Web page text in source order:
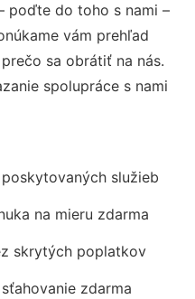
poďte do toho s nami –
vám prehľad
sa obrátiť na nás.
spolupráce s nami
služieb
na mieru zdarma
skrytých poplatkov
zdarma